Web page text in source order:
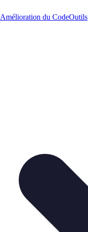
Amélioration du CodeOutils